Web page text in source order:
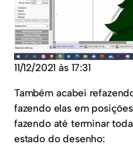
11/12/2021 às 17:31
Também acabei
fazendo elas em
fazendo até terminar
estado do desenho: